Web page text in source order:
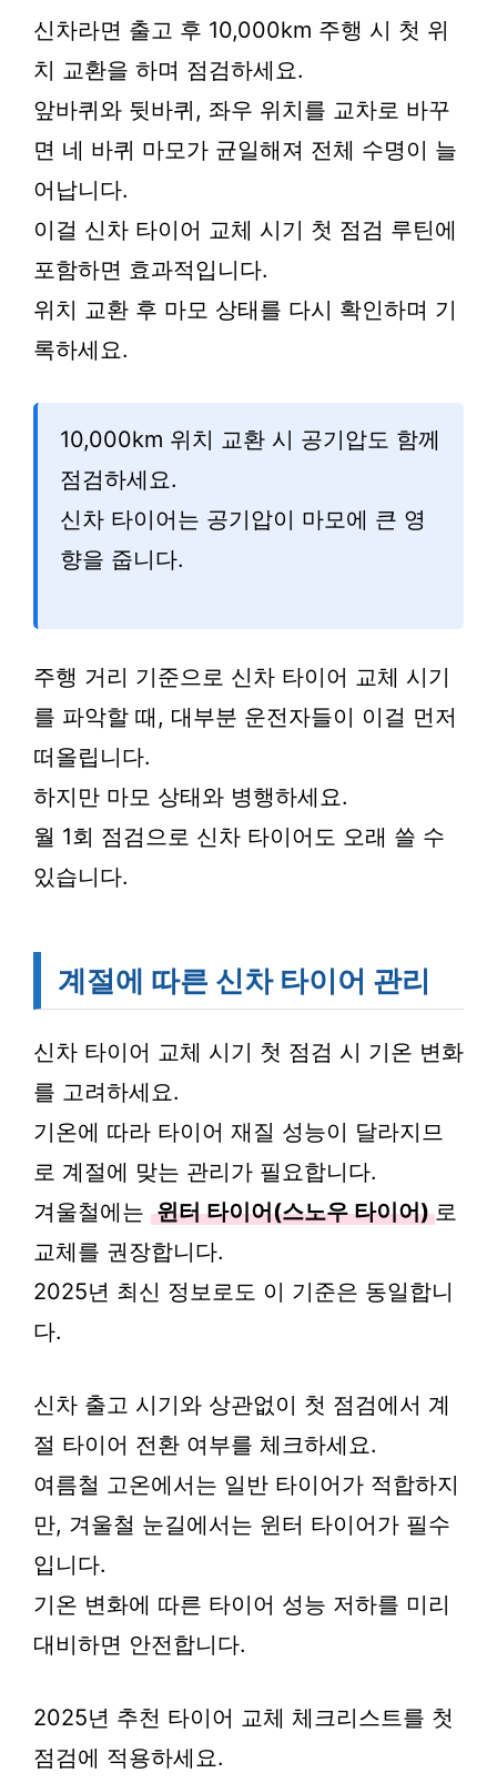
신차라면 출고 후 10,000km 주행 시 첫 위
치 교환을 하며 점검하세요.
앞바퀴와 뒷바퀴, 좌우 위치를 교차로 바꾸
면 네 바퀴 마모가 균일해져 전체 수명이 늘
어납니다.
이걸 신차 타이어 교체 시기 첫 점검 루틴에
포함하면 효과적입니다.
위치 교환 후 마모 상태를 다시 확인하며 기
록하세요.
10,000km 위치 교환 시 공기압도 함께
점검하세요.
신차 타이어는 공기압이 마모에 큰 영
향을 줍니다.
주행 거리 기준으로 신차 타이어 교체 시기
를 파악할 때, 대부분 운전자들이 이걸 먼저
떠올립니다.
하지만 마모 상태와 병행하세요.
월 1회 점검으로 신차 타이어도 오래 쓸 수
있습니다.
계절에 따른 신차 타이어 관리
신차 타이어 교체 시기 첫 점검 시 기온 변화
를 고려하세요.
기온에 따라 타이어 재질 성능이 달라지므
로 계절에 맞는 관리가 필요합니다.
겨울철에는 윈터 타이어(스노우 타이어) 로
교체를 권장합니다.
2025년 최신 정보로도 이 기준은 동일합니
다.
신차 출고 시기와 상관없이 첫 점검에서 계
절 타이어 전환 여부를 체크하세요.
여름철 고온에서는 일반 타이어가 적합하지
만, 겨울철 눈길에서는 윈터 타이어가 필수
입니다.
기온 변화에 따른 타이어 성능 저하를 미리
대비하면 안전합니다.
2025년 추천 타이어 교체 체크리스트를 첫
점검에 적용하세요.